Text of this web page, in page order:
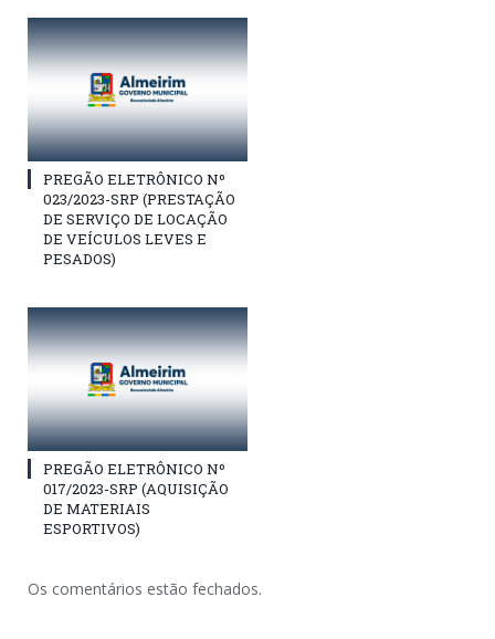
PREGÃO ELETRÔNICO Nº
023/2023-SRP (PRESTAÇÃO
DE SERVIÇO DE LOCAÇÃO
DE VEÍCULOS LEVES E
PESADOS)
PREGÃO ELETRÔNICO Nº
017/2023-SRP (AQUISIÇÃO
DE MATERIAIS
ESPORTIVOS)
Os comentários estão fechados.